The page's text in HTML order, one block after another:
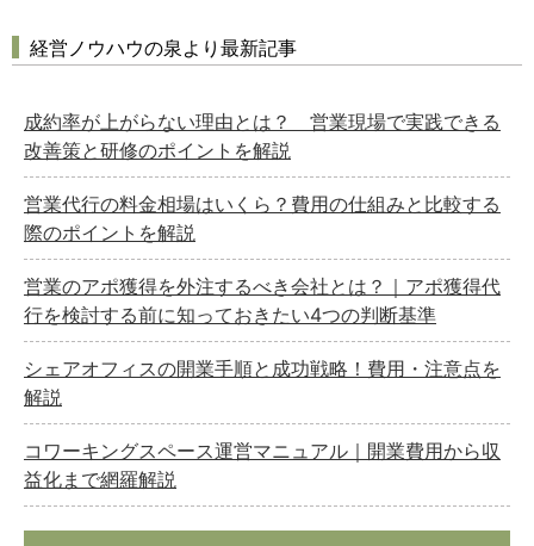
どのカテゴリーに投稿しますか？
選択してください
労務管理
税務経理
企業法務
経営の知恵
秘書のノウハウ
経営ノウハウの泉より最新記事
成約率が上がらない理由とは？ 営業現場で実践できる
改善策と研修のポイントを解説
営業代行の料金相場はいくら？費用の仕組みと比較する
際のポイントを解説
営業のアポ獲得を外注するべき会社とは？｜アポ獲得代
行を検討する前に知っておきたい4つの判断基準
シェアオフィスの開業手順と成功戦略！費用・注意点を
解説
コワーキングスペース運営マニュアル｜開業費用から収
益化まで網羅解説